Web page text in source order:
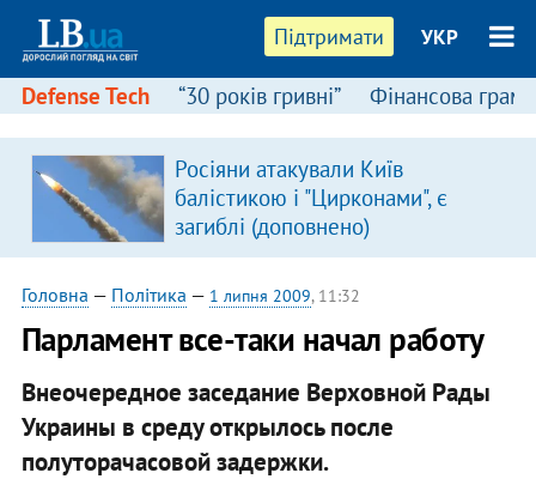
Підтримати УКР
Defense Tech “30 років гривні” Фінансова
Росіяни атакували Київ
балістикою і "Цирконами", є
загиблі (доповнено)
Головна — Політика — 1 липня 2009, 11:32
Парламент все-таки начал работу
Внеочередное заседание Верховной Рады
Украины в среду открылось после
полуторачасовой задержки.